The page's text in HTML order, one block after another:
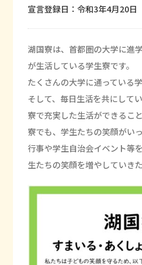
宣言登録日：令和3年4月20日
湖国寮は、首都圏の大学に進
が生活している学生寮です。
たくさんの大学に通っている
そして、毎日生活を共にして
寮で充実した生活ができるこ
寮でも、学生たちの笑顔がい
行事や学生自治会イベント等
生たちの笑顔を増やしていき